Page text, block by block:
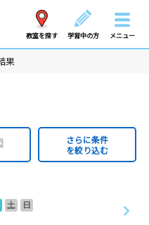
教室を探す 学習中の方 メニュー
果
さらに条件
を絞り込む
土
日